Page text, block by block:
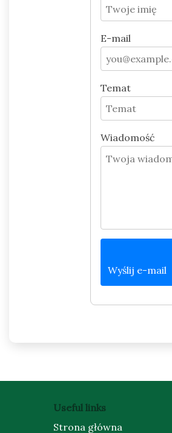
E-mail
Temat
Wiadomość
Wyślij e-mail
Useful links
Strona główna